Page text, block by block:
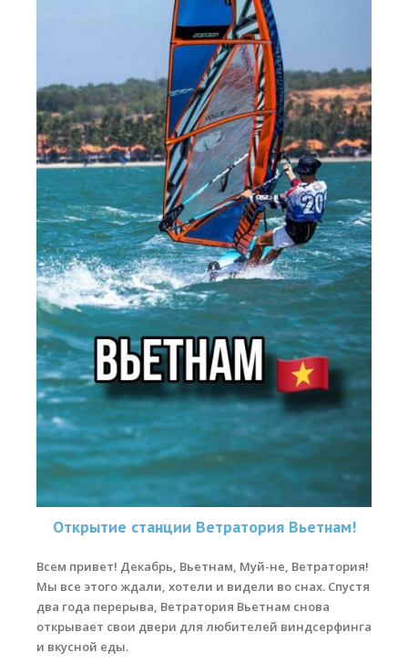
Открытие станции Ветратория Вьетнам!
Всем привет! Декабрь, Вьетнам, Муй-не, Ветратория!
Мы все этого ждали, хотели и видели во снах. Спустя
два года перерыва, Ветратория Вьетнам снова
открывает свои двери для любителей виндсерфинга
и вкусной еды.